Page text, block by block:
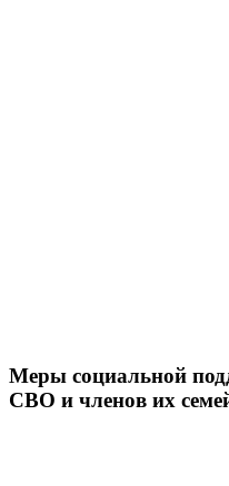
Меры социальной
СВО и членов их